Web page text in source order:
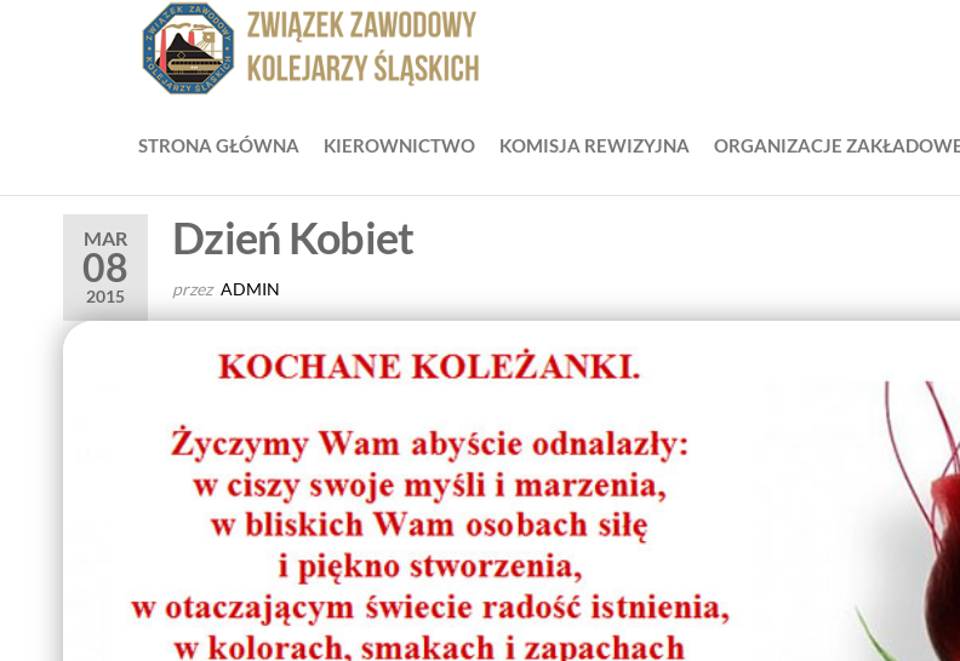
Zawodowy
Kolejarzy
Śląskich
STRONA GŁÓWNA KIEROWNICTWO KOMISJA REWIZYJNA ORGANIZACJE
MAR
08
2015
Dzień Kobiet
przez ADMIN